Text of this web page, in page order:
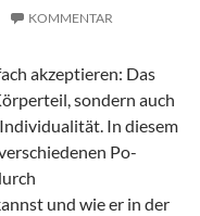
KOMMENTAR
akzeptieren: Das
sondern auch
In diesem
Po-
und wie er in der